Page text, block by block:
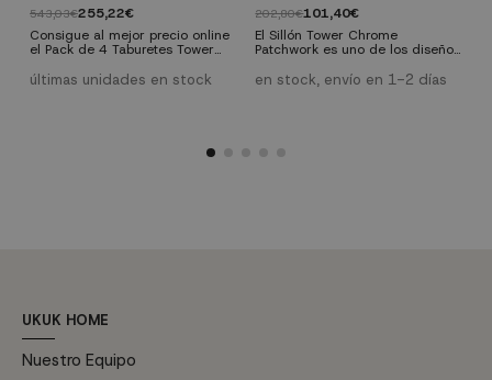
543,03€255,22€
Consigue al mejor precio online
el Pack de 4 Taburetes Tower
tu casa ese espacio de ocio
últimas unidades en stock
202,80€101,40€
El Sillón Tower Chrome
Patchwork es uno de los diseños
línea tower. La combinación de
patas metálicas junto con el
en stock, envío en 1-2 días
UKUK HOME
Nuestro Equipo